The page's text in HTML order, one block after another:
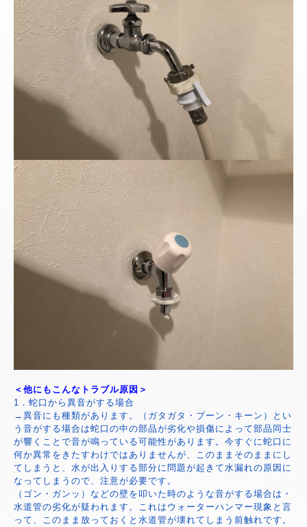
＜他にもこんなトラブル原因＞
1．蛇口から異音がする場合
→異音にも種類があります。（ガタガタ・ブーン・キーン）とい
う音がする場合は蛇口の中の部品が劣化や損傷によって部品同士
が響くことで音が鳴っている可能性があります。今すぐに蛇口に
何か異常をきたすわけではありませんが、このままそのままにし
てしまうと、水が出入りする部分に問題が起きて水漏れの原因に
なってしまうので、注意が必要です。
（ゴン・ガンッ）などの壁を叩いた時のような音がする場合は・
水道管の劣化が疑われます。これはウォーターハンマー現象と言
って、このまま放っておくと水道管が壊れてしまう前触れです。